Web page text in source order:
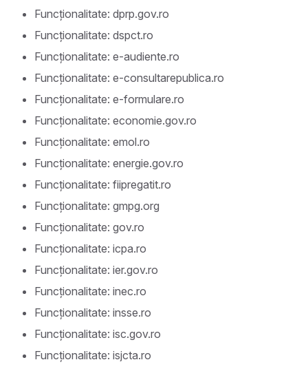
Funcționalitate: dprp.gov.ro
Funcționalitate: dspct.ro
Funcționalitate: e-audiente.ro
Funcționalitate: e-consultarepublica.ro
Funcționalitate: e-formulare.ro
Funcționalitate: economie.gov.ro
Funcționalitate: emol.ro
Funcționalitate: energie.gov.ro
Funcționalitate: fiipregatit.ro
Funcționalitate: gmpg.org
Funcționalitate: gov.ro
Funcționalitate: icpa.ro
Funcționalitate: ier.gov.ro
Funcționalitate: inec.ro
Funcționalitate: insse.ro
Funcționalitate: isc.gov.ro
Funcționalitate: isjcta.ro